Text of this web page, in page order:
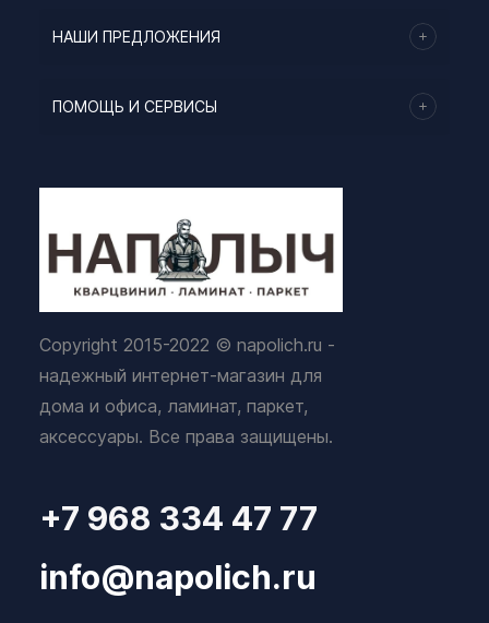
НАШИ ПРЕДЛОЖЕНИЯ
ПОМОЩЬ И СЕРВИСЫ
Copyright 2015-2022 © napolich.ru -
надежный интернет-магазин для
дома и офиса, ламинат, паркет,
аксессуары. Все права защищены.
+7 968 334 47 77
info@napolich.ru